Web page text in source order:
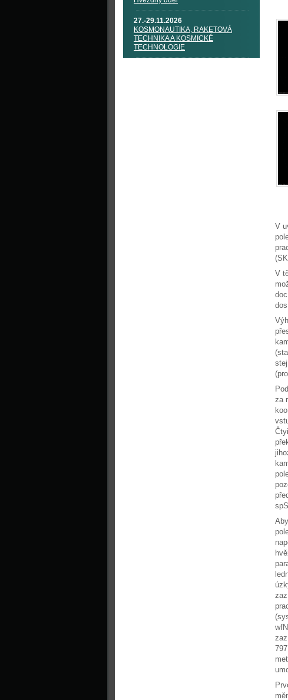
27.-29.11.2026
KOSMONAUTIKA, RAKETOVÁ
TECHNIKA A KOSMICKÉ
TECHNOLOGIE
V
V
za